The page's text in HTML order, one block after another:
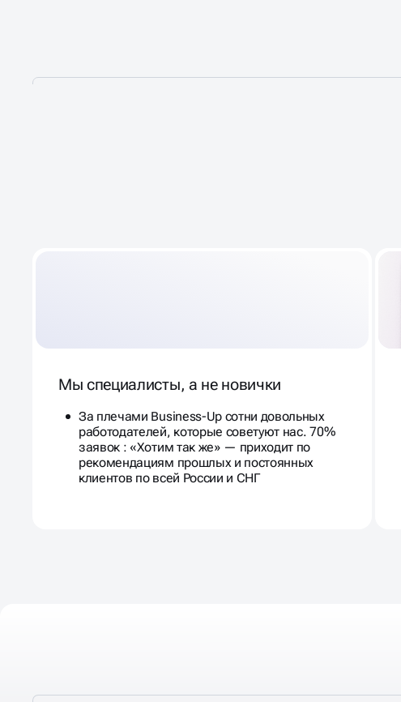
Мы специалисты, а не новички
За плечами Business-Up сотни довольных
работодателей, которые советуют нас. 70%
заявок : «Хотим так же» — приходит по
рекомендациям прошлых и постоянных
клиентов по всей России и СНГ